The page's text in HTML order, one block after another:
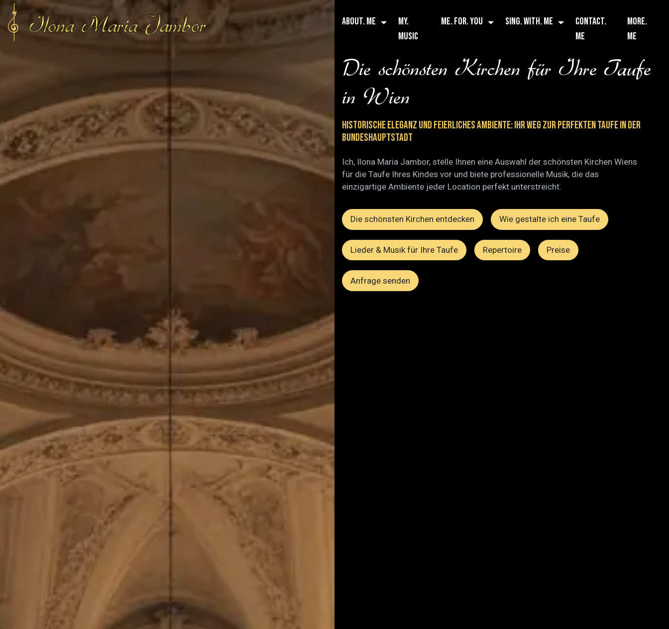
ABOUT. ME
MY.
MUSIC
ME. FOR. YOU SING. WITH. ME
CONTACT.
ME
MORE.
ME
Die schönsten Kirchen für Ihre Taufe
in Wien
Historische Eleganz und feierliches Ambiente: Ihr Weg zur perfekten Taufe in der
Bundeshauptstadt
Ich, Ilona Maria Jambor, stelle Ihnen eine Auswahl der schönsten Kirchen Wiens
für die Taufe Ihres Kindes vor und biete professionelle Musik, die das
einzigartige Ambiente jeder Location perfekt unterstreicht.
Die schönsten Kirchen entdecken Wie gestalte ich eine Taufe
Lieder & Musik für Ihre Taufe Repertoire Preise
Anfrage senden